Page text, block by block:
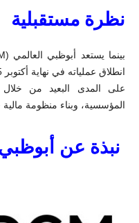
نظرة مستقبلية
بينما يستعد أبوظبي العالمي (
على المدى البعيد من خلال
المؤسسية، وبناء منظومة
نبذة عن